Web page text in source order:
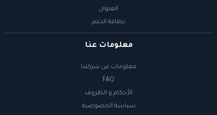
العنوان
بطاقة الدعم
معلومات عنا
معلومات عن شركتنا
FAQ
الأحكام و الظروف
سياسة الخصوصية